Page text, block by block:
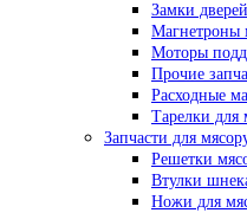
Замки
Магнетроны
Моторы
Прочие
Расходные
Тарелки для
Запчасти для
Решетки
Втулки
Ножи для